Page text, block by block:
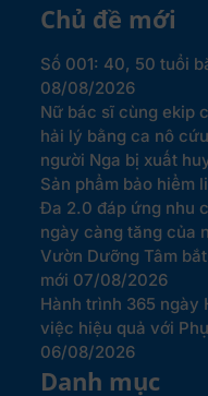
Chủ đề mới
Số 001: 40, 50 tuổi
08/08/2026
Nữ bác sĩ cùng ekip
hải lý bằng ca nô
người Nga bị xuất
Sản phẩm bảo hiểm
Đa 2.0 đáp ứng nhu
ngày càng tăng của
Vườn Dưỡng Tâm
mới 07/08/2026
Hành trình 365 ngày
việc hiệu quả với
06/08/2026
Danh mục